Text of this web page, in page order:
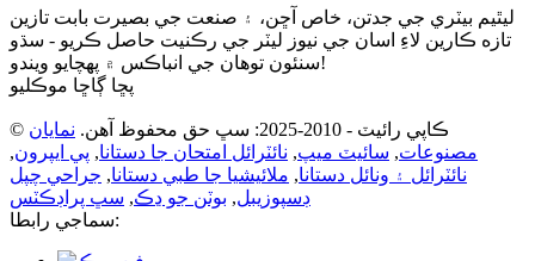
ليٿيم بيٽري جي جدتن، خاص آڇن، ۽ صنعت جي بصيرت بابت تازين
تازه ڪارين لاءِ اسان جي نيوز ليٽر جي رڪنيت حاصل ڪريو - سڌو
سنئون توهان جي انباڪس ۾ پهچايو ويندو!
پڇا ڳاڇا موڪليو
© ڪاپي رائيٽ - 2010-2025: سڀ حق محفوظ آهن.
نمايان
مصنوعات, سائيٽ ميپ, نائٽرائل امتحان جا دستانا, پي ايپرون,
نائٽرائل ۽ ونائل دستانا, ملائيشيا جا طبي دستانا, جراحي چپل
ڊسپوزيبل, بوٽن جو ڍڪ, سڀ پراڊڪٽس
سماجي رابطا: